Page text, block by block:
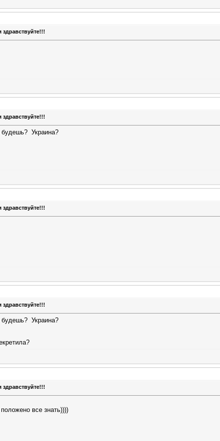
здравствуйте!!!
здравствуйте!!!
будешь? Украина?
здравствуйте!!!
здравствуйте!!!
будешь? Украина?
здравствуйте!!!
все знать))))